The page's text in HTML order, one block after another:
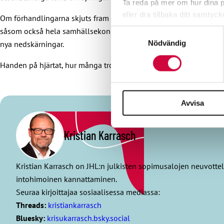
Ta reda på mer om hur dina
eller dra tillbaka ditt
Vi använder
till de sociala medier och
Samtyckesval
Nödvändig
Avvisa
Om förhandlingarna skjuts fram till hösten eller om
såsom också hela samhällsekonomin. Man kan till och med
nya nedskärningar.
Handen på hjärtat, hur många tror att en avtalslösning, med
Kristian Karrasch
Kristian Karrasch on JHL:n julkisten sopimusalojen
intohimoinen kannattaminen.
Seuraa kirjoittajaa sosiaalisessa mediassa:
Threads: kristiankarrasch
Bluesky: krisukarrasch.bsky.social